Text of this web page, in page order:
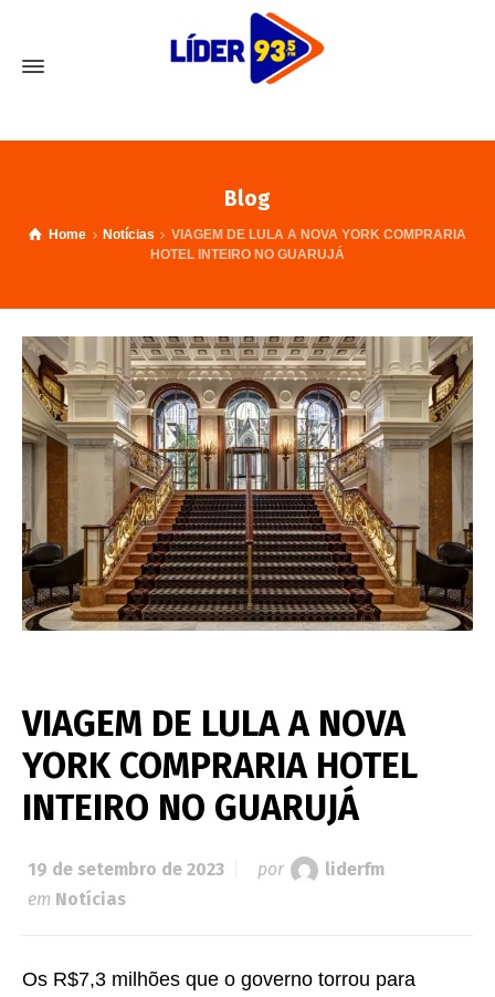
Blog
Home Notícias
VIAGEM DE LULA A NOVA YORK COMPRARIA
HOTEL INTEIRO NO GUARUJÁ
VIAGEM DE LULA A NOVA
YORK COMPRARIA HOTEL
INTEIRO NO GUARUJÁ
19 de setembro de 2023 por
liderfm
em Notícias
Os R$7,3 milhões que o governo torrou para